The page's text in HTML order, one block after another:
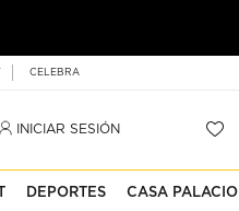
CELEBRA
INICIAR SESIÓN
DEPORTES CASA PALACIO